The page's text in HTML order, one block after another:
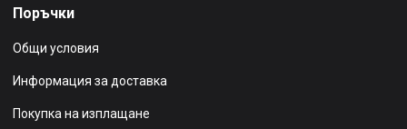
Поръчки
Общи условия
Информация за доставка
Покупка на изплащане